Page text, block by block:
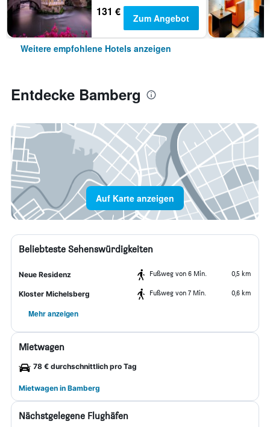
131 € Zum Angebot
Weitere empfohlene Hotels anzeigen
Entdecke Bamberg
Auf Karte anzeigen
Beliebteste Sehenswürdigkeiten
Neue Residenz Fußweg von 6 Min. 0,5 km
Kloster Michelsberg Fußweg von 7 Min. 0,6 km
Mehr anzeigen
Mietwagen
78 € durchschnittlich pro Tag
Mietwagen in Bamberg
Nächstgelegene Flughäfen